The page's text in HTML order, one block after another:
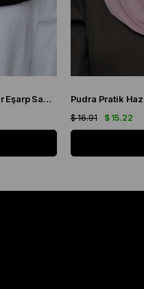
Siyah Pratik Hazır Geçmeli Tesettür Eşarp Sandy Kumaş Kendinden Boneli 1290_01
$ 15.22
$ 16.91